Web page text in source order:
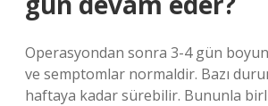
Operasyondan sonra 3-4 gün
ve semptomlar normaldir. Bazı
haftaya kadar sürebilir. Bununla